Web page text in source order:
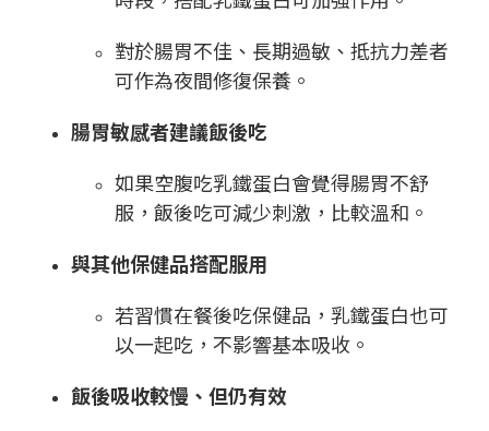
對於腸胃不佳、長期過敏、抵抗力差者
可作為夜間修復保養。
腸胃敏感者建議飯後吃
如果空腹吃乳鐵蛋白會覺得腸胃不舒
服，飯後吃可減少刺激，比較溫和。
與其他保健品搭配服用
若習慣在餐後吃保健品，乳鐵蛋白也可
以一起吃，不影響基本吸收。
飯後吸收較慢、但仍有效